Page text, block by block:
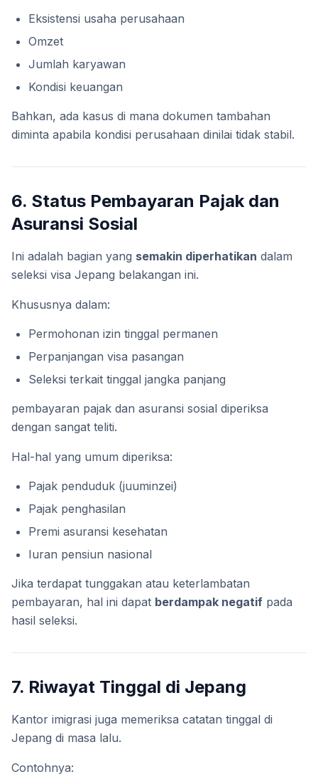
Eksistensi usaha perusahaan
Omzet
Jumlah karyawan
Kondisi keuangan
Bahkan, ada kasus di mana dokumen tambahan
diminta apabila kondisi perusahaan dinilai tidak stabil.
6. Status Pembayaran Pajak dan
Asuransi Sosial
Ini adalah bagian yang semakin diperhatikan dalam
seleksi visa Jepang belakangan ini.
Khususnya dalam:
Permohonan izin tinggal permanen
Perpanjangan visa pasangan
Seleksi terkait tinggal jangka panjang
pembayaran pajak dan asuransi sosial diperiksa
dengan sangat teliti.
Hal-hal yang umum diperiksa:
Pajak penduduk (juuminzei)
Pajak penghasilan
Premi asuransi kesehatan
Iuran pensiun nasional
Jika terdapat tunggakan atau keterlambatan
pembayaran, hal ini dapat berdampak negatif pada
hasil seleksi.
7. Riwayat Tinggal di Jepang
Kantor imigrasi juga memeriksa catatan tinggal di
Jepang di masa lalu.
Contohnya: